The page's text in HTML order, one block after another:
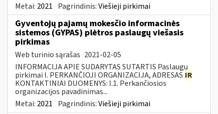
Metai: 2021 Pagrindinis:Viešieji pirkimai
Gyventojų pajamų mokesčio informacinės
sistemos (GYPAS) plėtros paslaugų viešasis
pirkimas
Web turinio sąrašas 2021-02-05
INFORMACIJA APIE SUDARYTAS SUTARTIS Paslaugų
pirkimai I. PERKANČIOJI ORGANIZACIJA, ADRESAS IR
KONTAKTINIAI DUOMENYS: I.1. Perkančiosios
organizacijos pavadinimas...
Metai: 2021 Pagrindinis:Viešieji pirkimai